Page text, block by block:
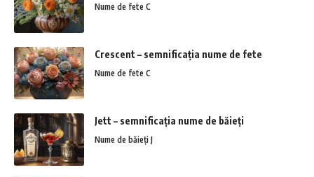
Nume de fete C
Crescent – semnificația nume de fete
Nume de fete C
Jett – semnificația nume de băieți
Nume de băieți J